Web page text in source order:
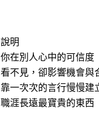
說明
你在別人心中的可信度
看不見，卻影響機會與
靠一次次的言行慢慢建
職涯長遠最寶貴的東西